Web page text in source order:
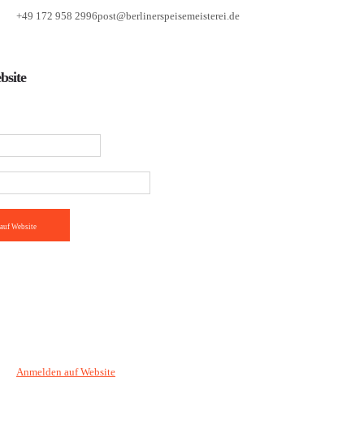
+49 172 958 2996post@berlinerspeisemeisterei.de
Website
Anmelden auf Website